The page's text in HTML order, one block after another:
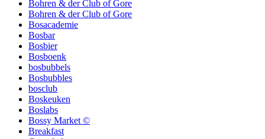
Bohren & der Club of Gore
Bohren & der Club of Gore
Bosacademie
Bosbar
Bosbier
Bosboenk
bosbubbels
Bosbubbles
bosclub
Boskeuken
Boslabs
Bossy Market ©
Breakfast